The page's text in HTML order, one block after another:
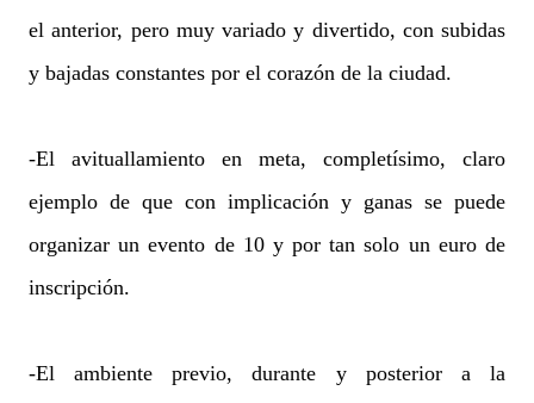
el anterior, pero muy variado y divertido, con subidas
y bajadas constantes por el corazón de la ciudad.
-El avituallamiento en meta, completísimo, claro
ejemplo de que con implicación y ganas se puede
organizar un evento de 10 y por tan solo un euro de
inscripción.
-El ambiente previo, durante y posterior a la